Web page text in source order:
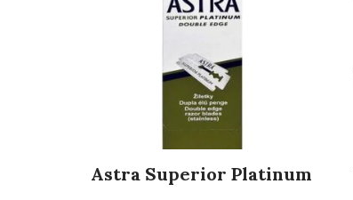
Astra Superior Platinum